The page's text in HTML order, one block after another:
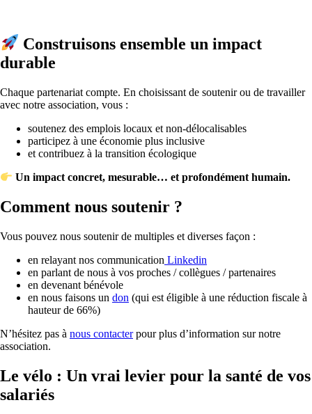
Construisons ensemble un impact
durable
Chaque partenariat compte. En choisissant de soutenir ou de travailler
avec notre association, vous :
soutenez des emplois locaux et non-délocalisables
participez à une économie plus inclusive
et contribuez à la transition écologique
Un impact concret, mesurable… et profondément humain.
Comment nous soutenir ?
Vous pouvez nous soutenir de multiples et diverses façon :
en relayant nos communication Linkedin
en parlant de nous à vos proches / collègues / partenaires
en devenant bénévole
en nous faisons un don (qui est éligible à une réduction fiscale à
hauteur de 66%)
N’hésitez pas à nous contacterpour plus d’information sur notre
association.
Le vélo : Un vrai levier pour la santé de vos
salariés